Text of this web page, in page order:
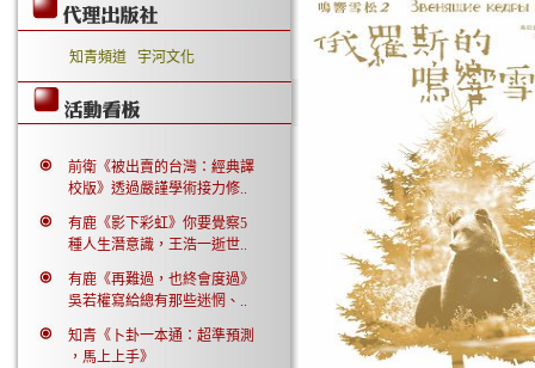
知青頻道 宇河文化
前衛《被出賣的台灣：經典譯
校版》透過嚴謹學術接力修..
有鹿《影下彩虹》你要覺察5
種人生潛意識，王浩一逝世..
有鹿《再難過，也終會度過》
吳若權寫給總有那些迷惘、..
知青《卜卦一本通：超準預測
，馬上上手》